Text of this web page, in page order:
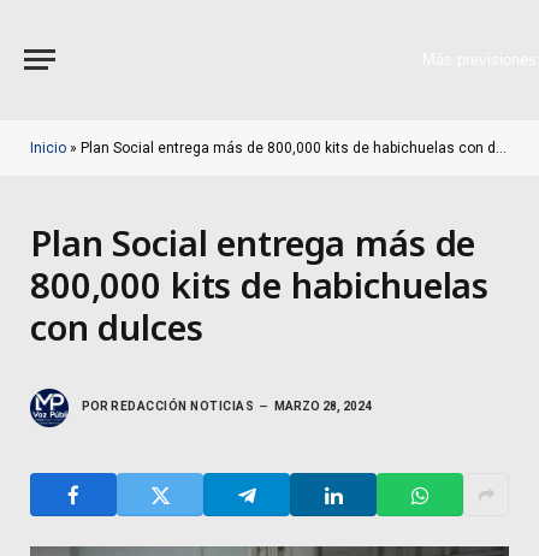
Inicio » Plan Social entrega más de 800,000 kits de habichuelas con dulces
Plan Social entrega más de
800,000 kits de habichuelas
con dulces
POR REDACCIÓN NOTICIAS MARZO 28, 2024